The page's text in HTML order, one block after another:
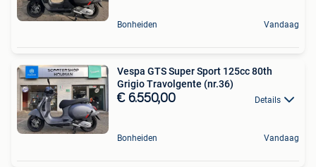
Bonheiden Vandaag
Vespa GTS Super Sport 125cc 80th
Grigio Travolgente (nr.36)
€ 6.550,00 Details
Bonheiden Vandaag